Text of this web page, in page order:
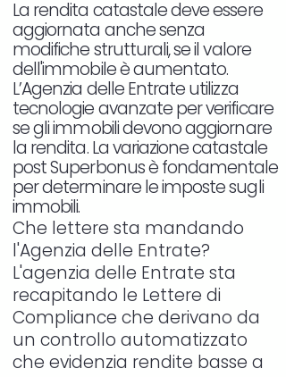
La rendita catastale deve essere
aggiornata anche senza
modifiche strutturali, se il valore
dell'immobile è aumentato.
L’Agenzia delle Entrate utilizza
tecnologie avanzate per verificare
se gli immobili devono aggiornare
la rendita. La variazione catastale
post Superbonus è fondamentale
per determinare le imposte sugli
immobili.
Che lettere sta mandando
l'Agenzia delle Entrate?
L'agenzia delle Entrate sta
recapitando le Lettere di
Compliance che derivano da
un controllo automatizzato
che evidenzia rendite basse a